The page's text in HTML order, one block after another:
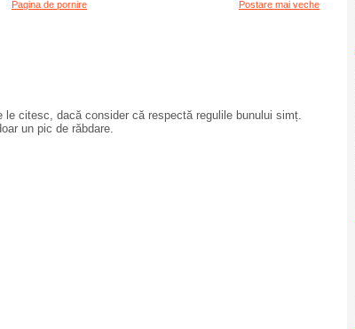
Postare mai veche
Pagina de pornire
le citesc, dacă consider că respectă regulile bunului simț.
un pic de răbdare.